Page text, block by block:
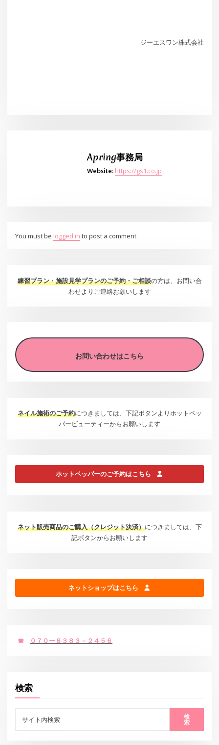
ジーエスワン株式会社
Apring事務局
Website: https://gs1.co.jp
You must be logged in to post a comment
練習プラン・施設見学プランのご予約・ご相談の方は、お問い合
わせよりご連絡お願いします
お問い合わせはこちら
ネイル施術のご予約につきましては、下記ボタンよりホットペッ
パービューティーからお願いします
ホットペッパーのご予約はこちら
ネット販売商品のご購入（クレジット決済）につきましては、下
記ボタンからお願いします
ネットショップはこちら
☎ ０７０ー８３８３－２４５６
検索
検
索